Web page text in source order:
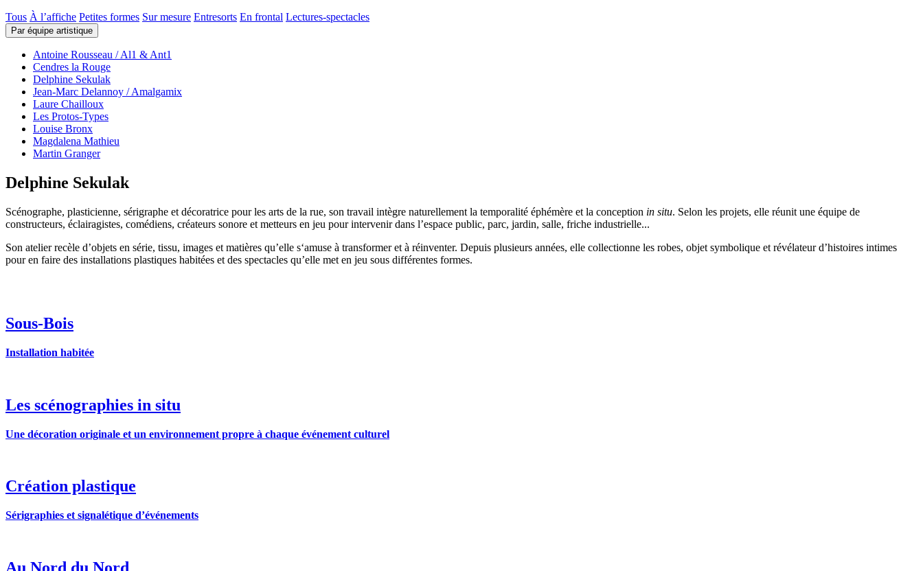
Tous À l’affiche Petites formes Sur mesure Entresorts En frontal Lectures-spectacles
Par équipe artistique
Antoine Rousseau / Al1 & Ant1
Cendres la Rouge
Delphine Sekulak
Jean-Marc Delannoy / Amalgamix
Laure Chailloux
Les Protos-Types
Louise Bronx
Magdalena Mathieu
Martin Granger
Delphine Sekulak
Scénographe, plasticienne, sérigraphe et décoratrice pour les arts de la rue, son travail intègre naturellement la temporalité éphémère et la conception in situ. Selon les projets, elle réunit une équipe de
constructeurs, éclairagistes, comédiens, créateurs sonore et metteurs en jeu pour intervenir dans l’espace public, parc, jardin, salle, friche industrielle...
Son atelier recèle d’objets en série, tissu, images et matières qu’elle s‘amuse à transformer et à réinventer. Depuis plusieurs années, elle collectionne les robes, objet symbolique et révélateur d’histoires intimes
pour en faire des installations plastiques habitées et des spectacles qu’elle met en jeu sous différentes formes.
Sous-Bois
Installation habitée
Les scénographies in situ
Une décoration originale et un environnement propre à chaque événement culturel
Création plastique
Sérigraphies et signalétique d’événements